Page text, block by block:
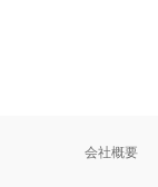
会社概要